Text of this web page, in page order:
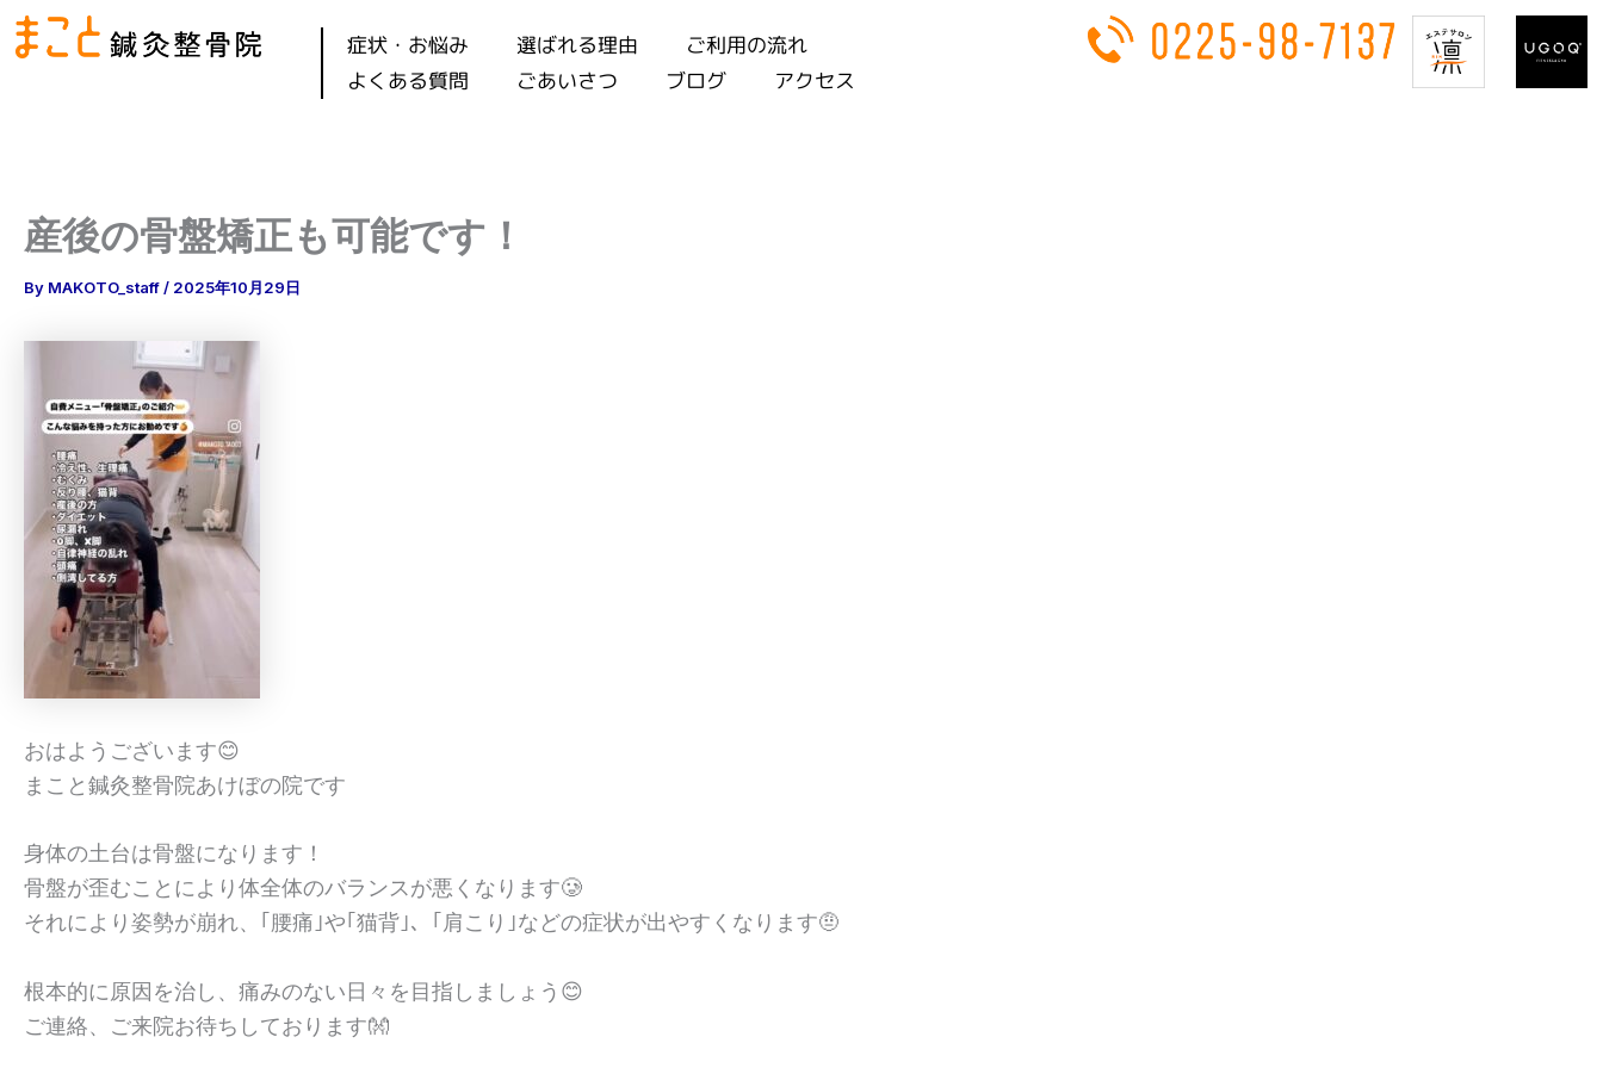
内
容
症状・お悩み 選ばれる理由
ご利用の流れ
よくある質問
ごあいさつ ブログ アクセス
産後の骨盤矯正も可能です！
By MAKOTO_staff/ 2025年10月29日
おはようございます😊
まこと鍼灸整骨院あけぼの院です
身体の土台は骨盤になります！
骨盤が歪むことにより体全体のバランスが悪くなります🥲
それにより姿勢が崩れ、｢腰痛｣や｢猫背｣、｢肩こり｣などの症状が出やすくなります🤨
根本的に原因を治し、痛みのない日々を目指しましょう😊
ご連絡、ご来院お待ちしております👐